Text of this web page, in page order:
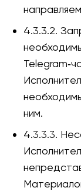
4.3.3.2.
ним.
4.3.3.3.